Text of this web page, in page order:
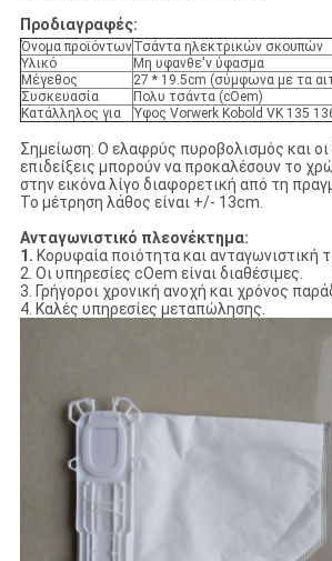
Προδιαγραφές:
Όνομα προϊόντωνΤσάντα ηλεκτρικών σκουπών
Υλικό
Μη υφανθε'ν ύφασμα
Μέγεθος
27 * 19.5cm (σύμφωνα με τα
Συσκευασία
Πολυ τσάντα (cOem)
Κατάλληλος για
Ύφος Vorwerk Kobold VK 135
Σημείωση: Ο ελαφρύς πυροβολισμός και οι
επιδείξεις μπορούν να προκαλέσουν το
στην εικόνα λίγο διαφορετική από τη
Το μέτρηση λάθος είναι +/- 13cm.
Ανταγωνιστικό πλεονέκτημα:
1. Κορυφαία ποιότητα και ανταγωνιστική
2. Οι υπηρεσίες cOem είναι διαθέσιμες.
3. Γρήγοροι χρονική ανοχή και χρόνος
4. Καλές υπηρεσίες μεταπώλησης.